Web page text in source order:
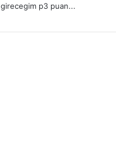
girecegim p3 puan...